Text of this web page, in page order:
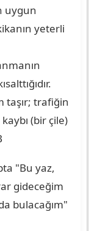
uygun
yeterli
taşır; trafiğin
(bir çile)
"Bu yaz,
gideceğim
bulacağım"